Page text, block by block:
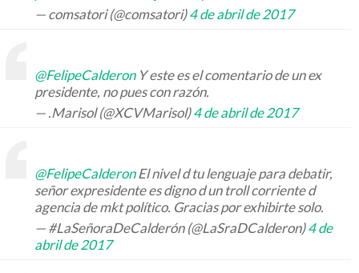
— comsatori (@comsatori)4 de abril de 2017
@FelipeCalderonY este es el comentario de un ex
presidente, no pues con razón.
— .Marisol (@XCVMarisol)4 de abril de 2017
@FelipeCalderonEl nivel d tu lenguaje para debatir,
señor expresidente es digno d un troll corriente d
agencia de mkt político. Gracias por exhibirte solo.
— #LaSeñoraDeCalderón (@LaSraDCalderon)4 de
abril de 2017